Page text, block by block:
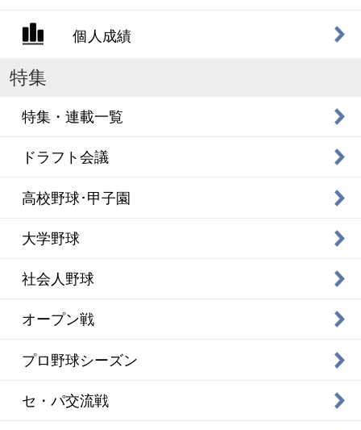
個人成績
特集
特集・連載一覧
ドラフト会議
高校野球･甲子園
大学野球
社会人野球
オープン戦
プロ野球シーズン
セ・パ交流戦